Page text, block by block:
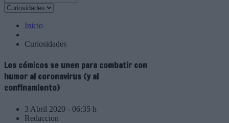
Inicio
Curiosidades
Los cómicos se unen para combatir con
humor al coronavirus (y al
confinamiento)
3 Abril 2020 - 06:35 h
Redaccion